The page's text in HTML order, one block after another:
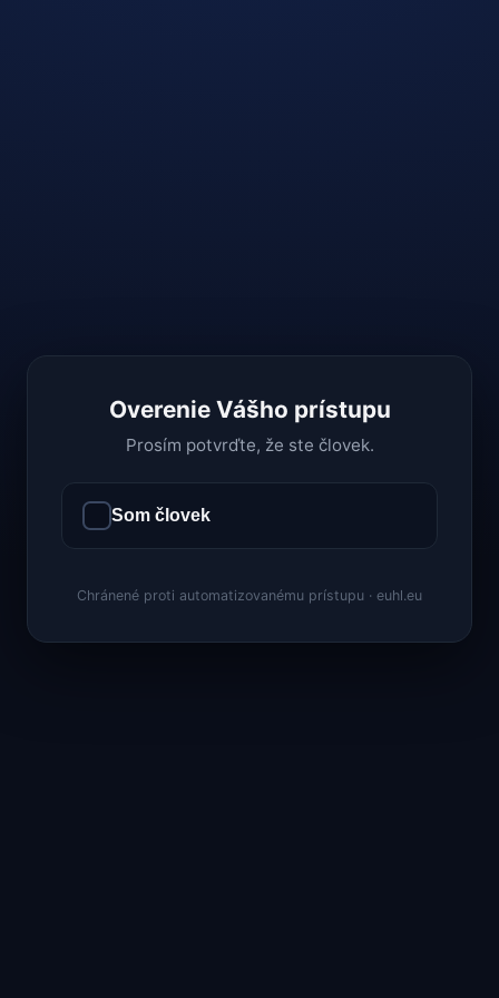
Overenie Vášho prístupu
Prosím potvrďte, že ste človek.
Som človek
Chránené proti automatizovanému prístupu · euhl.eu